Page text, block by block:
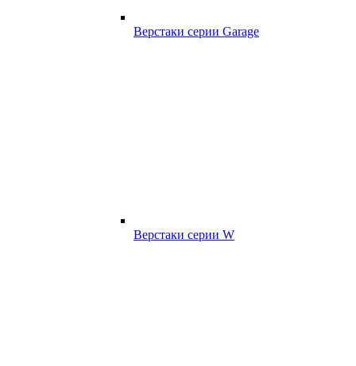
Верстаки серии Garage
Верстаки серии W